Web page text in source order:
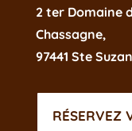
2 ter Domaine
Chassagne,
97441 Ste
RÉSERVEZ